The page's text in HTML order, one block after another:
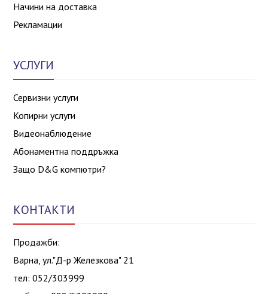
Начини на доставка
Рекламации
УСЛУГИ
Сервизни услуги
Копирни услуги
Видеонаблюдение
Абонаментна поддръжка
Защо D&G компютри?
КОНТАКТИ
Продажби:
Варна, ул."Д-р Железкова" 21
тел: 052/303999